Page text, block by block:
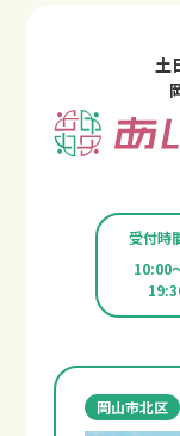
土
受付時
10:00
岡山市北区